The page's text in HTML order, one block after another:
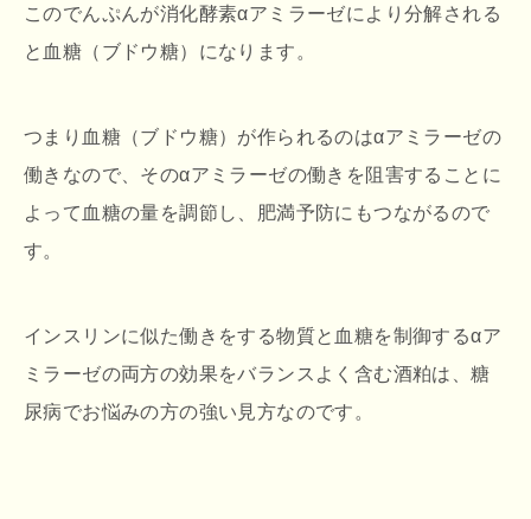
このでんぷんが消化酵素αアミラーゼにより分解される
と血糖（ブドウ糖）になります。
つまり血糖（ブドウ糖）が作られるのはαアミラーゼの
働きなので、そのαアミラーゼの働きを阻害することに
よって血糖の量を調節し、肥満予防にもつながるので
す。
インスリンに似た働きをする物質と血糖を制御するαア
ミラーゼの両方の効果をバランスよく含む酒粕は、糖
尿病でお悩みの方の強い見方なのです。